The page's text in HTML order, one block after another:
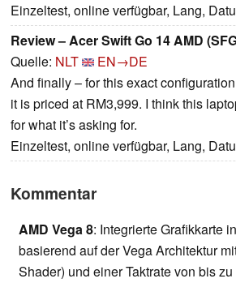
Einzeltest, online verfügbar, Lang,
Review – Acer Swift Go 14 AMD
Quelle: NLT
EN→DE
And finally – for this exact
it is priced at RM3,999. I think this
for what it’s asking for.
Einzeltest, online verfügbar, Lang,
Kommentar
AMD Vega 8: Integrierte Grafikkarte
basierend auf der Vega Architektur
Shader) und einer Taktrate von bis